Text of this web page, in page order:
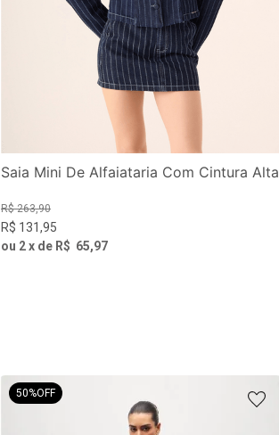
Saia Mini De Alfaiataria Com Cintura Alta
R$ 263,90
R$ 131,95
ou 2x de R$ 65,97
50%OFF